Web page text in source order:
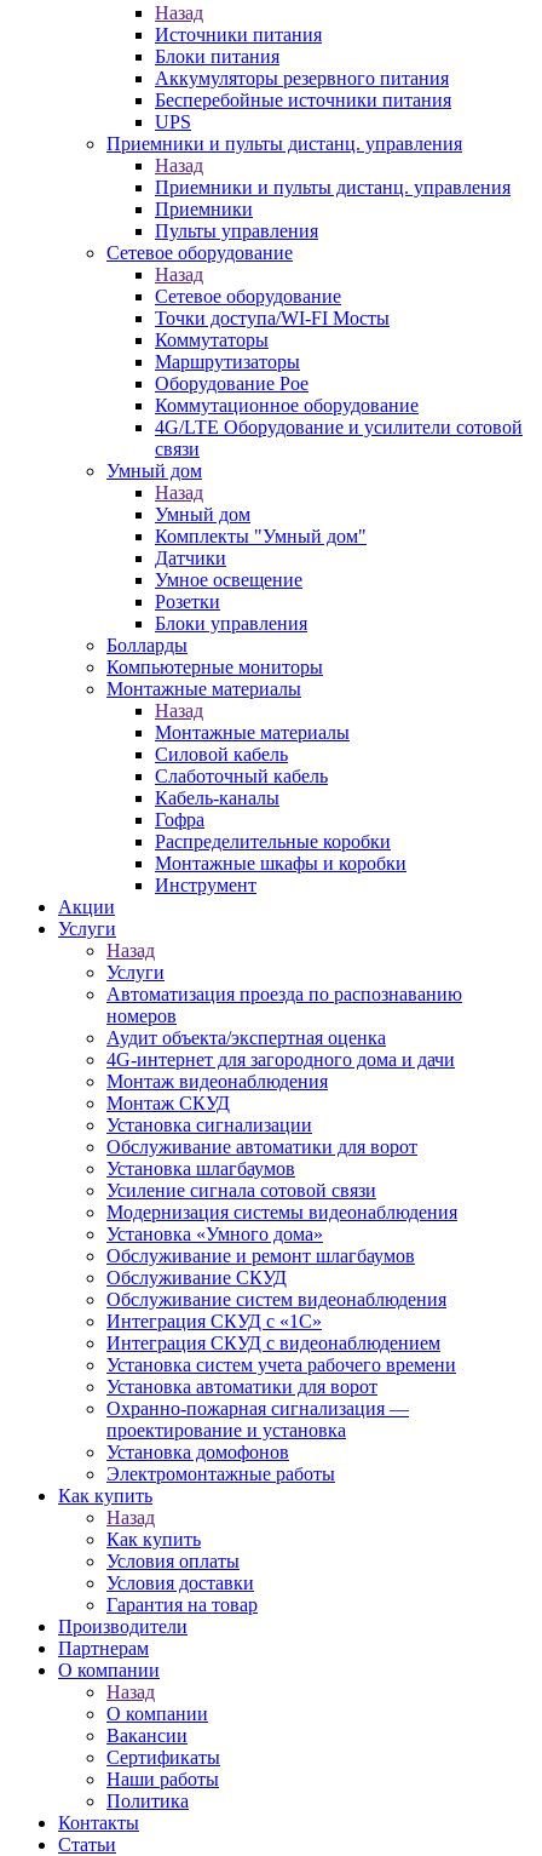
Назад
Источники питания
Блоки питания
Аккумуляторы резервного питания
Бесперебойные источники питания
UPS
Приемники и пульты дистанц. управления
Назад
Приемники и пульты дистанц. управления
Приемники
Пульты управления
Сетевое оборудование
Назад
Сетевое оборудование
Точки доступа/WI-FI Мосты
Коммутаторы
Маршрутизаторы
Оборудование Poe
Коммутационное оборудование
4G/LTE Оборудование и усилители сотовой
связи
Умный дом
Назад
Умный дом
Комплекты "Умный дом"
Датчики
Умное освещение
Розетки
Блоки управления
Болларды
Компьютерные мониторы
Монтажные материалы
Назад
Монтажные материалы
Силовой кабель
Слаботочный кабель
Кабель-каналы
Гофра
Распределительные коробки
Монтажные шкафы и коробки
Инструмент
Акции
Услуги
Назад
Услуги
Автоматизация проезда по распознаванию
номеров
Аудит объекта/экспертная оценка
4G-интернет для загородного дома и дачи
Монтаж видеонаблюдения
Монтаж СКУД
Установка сигнализации
Обслуживание автоматики для ворот
Установка шлагбаумов
Усиление сигнала сотовой связи
Модернизация системы видеонаблюдения
Установка «Умного дома»
Обслуживание и ремонт шлагбаумов
Обслуживание СКУД
Обслуживание систем видеонаблюдения
Интеграция СКУД с «1С»
Интеграция СКУД с видеонаблюдением
Установка систем учета рабочего времени
Установка автоматики для ворот
Охранно-пожарная сигнализация —
проектирование и установка
Установка домофонов
Электромонтажные работы
Как купить
Назад
Как купить
Условия оплаты
Условия доставки
Гарантия на товар
Производители
Партнерам
О компании
Назад
О компании
Вакансии
Сертификаты
Наши работы
Политика
Контакты
Статьи